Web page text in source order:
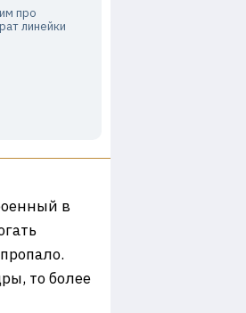
про
линейки
в
то более